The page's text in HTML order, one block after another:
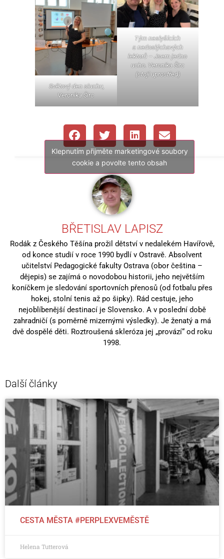
Světový den sluchu,
Veronika Širc
Tým neslyšících
a nedoslýchavých
lektorů – Jsem jedno
ucho. Veronika Širc
(stojí uprostřed)
Klepnutím přijměte marketingové soubory
cookie a povolte tento obsah
BŘETISLAV LAPISZ
Rodák z Českého Těšína prožil dětství v nedalekém Havířově,
od konce studií v roce 1990 bydlí v Ostravě. Absolvent
učitelství Pedagogické fakulty Ostrava (obor čeština –
dějepis) se zajímá o novodobou historii, jeho největším
koníčkem je sledování sportovních přenosů (od fotbalu přes
hokej, stolní tenis až po šipky). Rád cestuje, jeho
nejoblíbenější destinací je Slovensko. A v poslední době
zahradničí (s poměrně mizernými výsledky). Je ženatý a má
dvě dospělé děti. Roztroušená skleróza jej „provází“ od roku
1998.
Další články
CESTA MĚSTA #PERPLEXVEMĚSTĚ
Helena Tutterová